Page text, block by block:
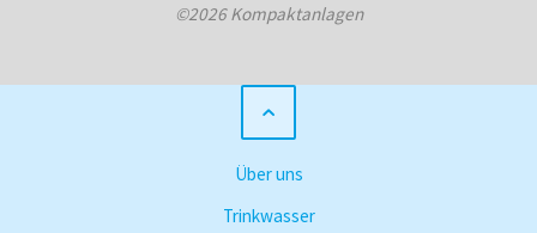
©2026 Kompaktanlagen
Über uns
Trinkwasser